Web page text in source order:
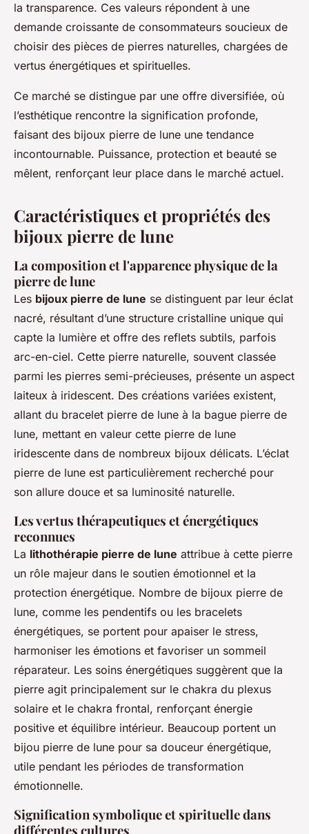
la transparence. Ces valeurs répondent à une
demande croissante de consommateurs soucieux de
choisir des pièces de pierres naturelles, chargées de
vertus énergétiques et spirituelles.
Ce marché se distingue par une offre diversifiée, où
l’esthétique rencontre la signification profonde,
faisant des bijoux pierre de lune une tendance
incontournable. Puissance, protection et beauté se
mêlent, renforçant leur place dans le marché actuel.
Caractéristiques et propriétés des
bijoux pierre de lune
La composition et l'apparence physique de la
pierre de lune
Les bijoux pierre de lune se distinguent par leur éclat
nacré, résultant d’une structure cristalline unique qui
capte la lumière et offre des reflets subtils, parfois
arc-en-ciel. Cette pierre naturelle, souvent classée
parmi les pierres semi-précieuses, présente un aspect
laiteux à iridescent. Des créations variées existent,
allant du bracelet pierre de lune à la bague pierre de
lune, mettant en valeur cette pierre de lune
iridescente dans de nombreux bijoux délicats. L’éclat
pierre de lune est particulièrement recherché pour
son allure douce et sa luminosité naturelle.
Les vertus thérapeutiques et énergétiques
reconnues
La lithothérapie pierre de lune attribue à cette pierre
un rôle majeur dans le soutien émotionnel et la
protection énergétique. Nombre de bijoux pierre de
lune, comme les pendentifs ou les bracelets
énergétiques, se portent pour apaiser le stress,
harmoniser les émotions et favoriser un sommeil
réparateur. Les soins énergétiques suggèrent que la
pierre agit principalement sur le chakra du plexus
solaire et le chakra frontal, renforçant énergie
positive et équilibre intérieur. Beaucoup portent un
bijou pierre de lune pour sa douceur énergétique,
utile pendant les périodes de transformation
émotionnelle.
Signification symbolique et spirituelle dans
différentes cultures